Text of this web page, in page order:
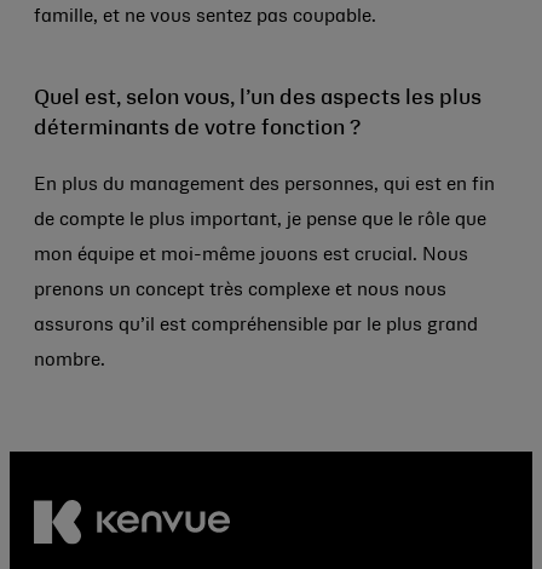
famille, et ne vous sentez pas coupable.
Quel est, selon vous, l’un des aspects les plus
déterminants de votre fonction ?
En plus du management des personnes, qui est en fin
de compte le plus important, je pense que le rôle que
mon équipe et moi-même jouons est crucial. Nous
prenons un concept très complexe et nous nous
assurons qu’il est compréhensible par le plus grand
nombre.